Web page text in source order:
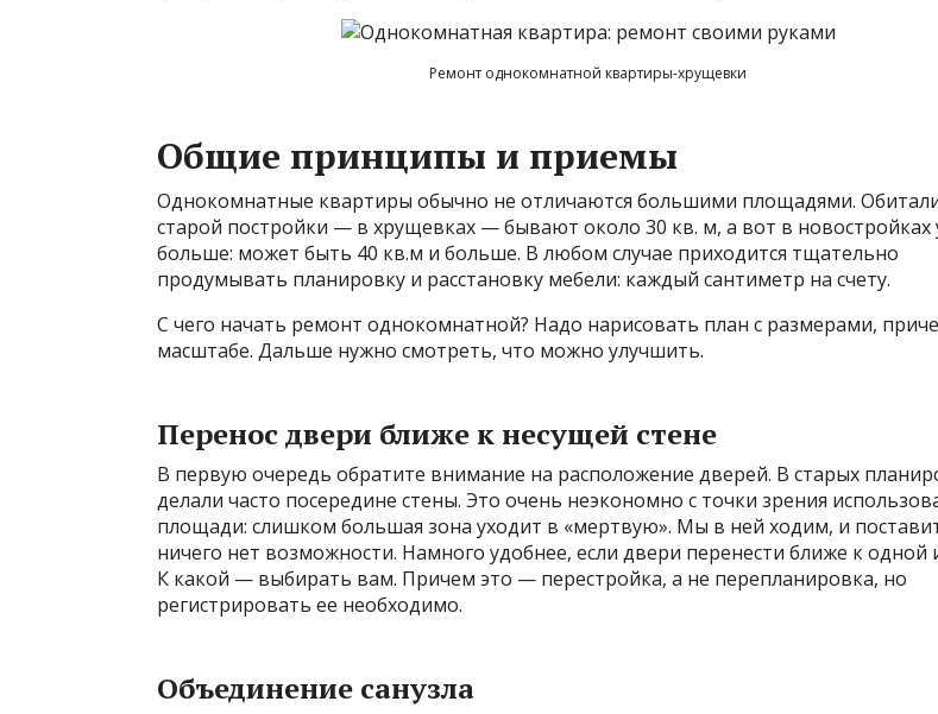
Ремонт однокомнатной квартиры-хрущевки
Общие принципы и приемы
Однокомнатные квартиры обычно не отличаются большими площадями.
старой постройки — в хрущевках — бывают около 30 кв. м, а вот в новостройках
больше: может быть 40 кв.м и больше. В любом случае приходится тщательно
продумывать планировку и расстановку мебели: каждый сантиметр на счету.
С чего начать ремонт однокомнатной? Надо нарисовать план с размерами,
масштабе. Дальше нужно смотреть, что можно улучшить.
Перенос двери ближе к несущей стене
В первую очередь обратите внимание на расположение дверей. В старых
делали часто посередине стены. Это очень неэкономно с точки зрения
площади: слишком большая зона уходит в «мертвую». Мы в ней ходим, и
ничего нет возможности. Намного удобнее, если двери перенести ближе к одной
К какой — выбирать вам. Причем это — перестройка, а не перепланировка, но
регистрировать ее необходимо.
Объединение санузла